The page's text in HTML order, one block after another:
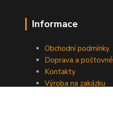
Informace
Obchodní podmínky
Doprava a poštovné
Kontakty
Výroba na zakázku